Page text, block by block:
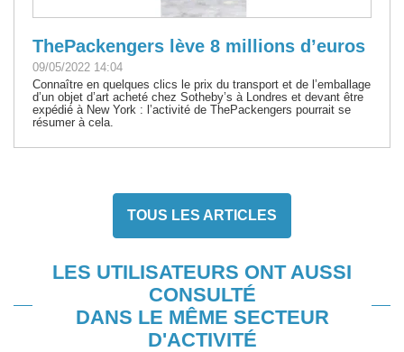
ThePackengers lève 8 millions d’euros
09/05/2022 14:04
Connaître en quelques clics le prix du transport et de l’emballage
d’un objet d’art acheté chez Sotheby’s à Londres et devant être
expédié à New York : l’activité de ThePackengers pourrait se
résumer à cela.
TOUS LES ARTICLES
LES UTILISATEURS ONT AUSSI
CONSULTÉ
DANS LE MÊME SECTEUR
D'ACTIVITÉ